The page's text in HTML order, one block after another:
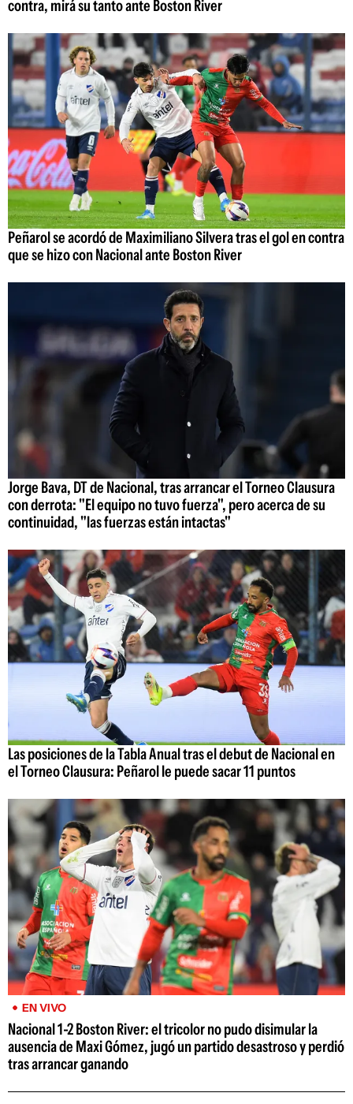
contra, mirá su tanto ante Boston River
Peñarol se acordó de Maximiliano Silvera tras el gol en contra
que se hizo con Nacional ante Boston River
Jorge Bava, DT de Nacional, tras arrancar el Torneo Clausura
con derrota: "El equipo no tuvo fuerza", pero acerca de su
continuidad, "las fuerzas están intactas"
Las posiciones de la Tabla Anual tras el debut de Nacional en
el Torneo Clausura: Peñarol le puede sacar 11 puntos
EN VIVO
Nacional 1-2 Boston River: el tricolor no pudo disimular la
ausencia de Maxi Gómez, jugó un partido desastroso y perdió
tras arrancar ganando